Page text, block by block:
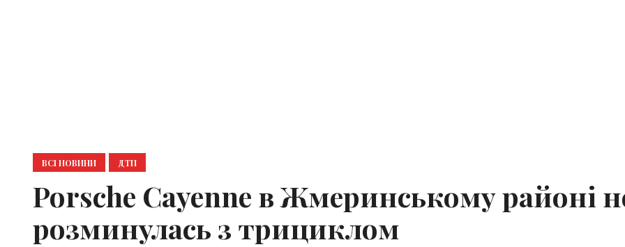
ВСІ НОВИНИ ДТП
Porsche Cayenne в Жмеринському районі
розминулась з трициклом